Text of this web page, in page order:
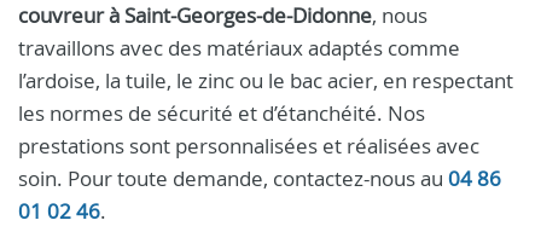
couvreur à Saint-Georges-de-Didonne, nous
travaillons avec des matériaux adaptés comme
l’ardoise, la tuile, le zinc ou le bac acier, en respectant
les normes de sécurité et d’étanchéité. Nos
prestations sont personnalisées et réalisées avec
soin. Pour toute demande, contactez-nous au 04 86
01 02 46.